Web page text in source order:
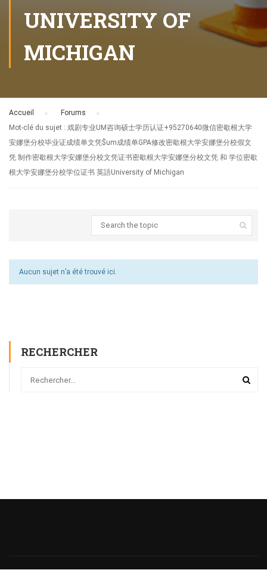
UNIVERSITY OF
MICHIGAN
Accueil Forums
Mot-clé du sujet : 戏剧专业UM咨询硕士学历认证+95270640微信密歇根大学
安娜堡分校毕业证成绩单文凭$um成绩单GPA修改密歇根大学安娜堡分校假文
凭 制作密歇根大学安娜堡分校文凭证书密歇根大学安娜堡分校文凭 和 学位密歇
根大学安娜堡分校学位证书 英語University of Michigan
Aucun sujet n’a été trouvé ici.
RECHERCHER